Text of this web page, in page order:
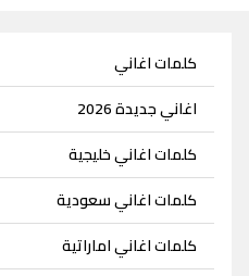
كلمات اغاني
اغاني جديدة 2026
كلمات اغاني خليجية
كلمات اغاني سعودية
كلمات اغاني اماراتية